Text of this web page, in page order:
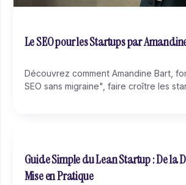
Le SEO pour les Startups par
Découvrez comment Amandine Bart,
SEO sans migraine", faire croître les
Guide Simple du Lean Startup : De la
Mise en Pratique